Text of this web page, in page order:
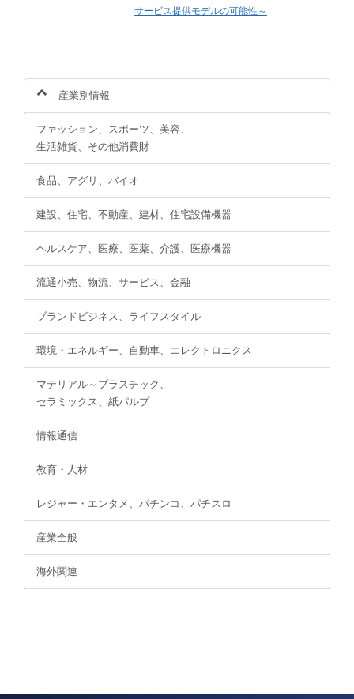
サービス提供モデルの可能性～
産業別情報
ファッション、スポーツ、美容、
生活雑貨、その他消費財
食品、アグリ、バイオ
建設、住宅、不動産、建材、住宅設備機器
ヘルスケア、医療、医薬、介護、医療機器
流通小売、物流、サービス、金融
ブランドビジネス、ライフスタイル
環境・エネルギー、自動車、エレクトロニクス
マテリアル～プラスチック、
セラミックス、紙パルプ
情報通信
教育・人材
レジャー・エンタメ、パチンコ、パチスロ
産業全般
海外関連